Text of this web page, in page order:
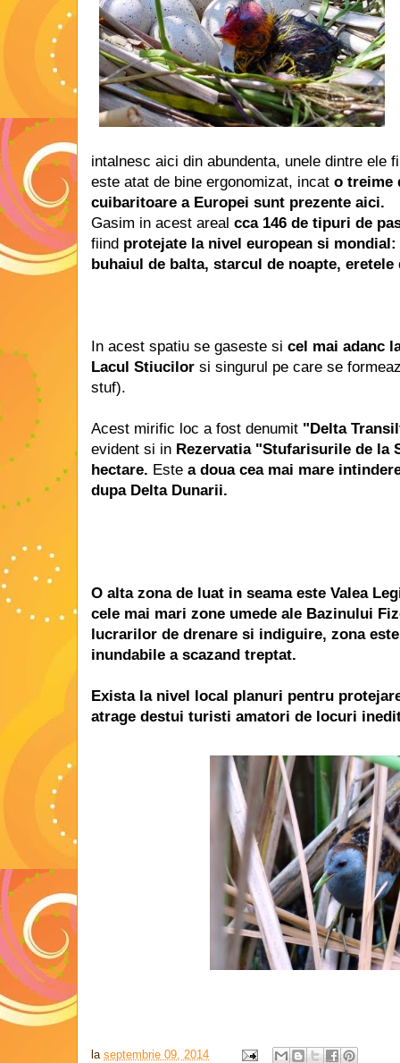
intalnesc aici din abundenta, unele dintre ele
este atat de bine ergonomizat, incat o treime
cuibaritoare a Europei sunt prezente aici.
Gasim in acest areal cca 146 de tipuri de
fiind protejate la nivel european si
buhaiul de balta, starcul de noapte, eretele
In acest spatiu se gaseste si cel mai adanc
Lacul Stiucilor si singurul pe care se
stuf).
Acest mirific loc a fost denumit "Delta
evident si in Rezervatia "Stufarisurile de la
hectare. Este a doua cea mai mare
dupa Delta Dunarii.
O alta zona de luat in seama este Valea
cele mai mari zone umede ale Bazinului
lucrarilor de drenare si indiguire, zona
inundabile a scazand treptat.
Exista la nivel local planuri pentru
atrage destui turisti amatori de locuri
la septembrie 09, 2014